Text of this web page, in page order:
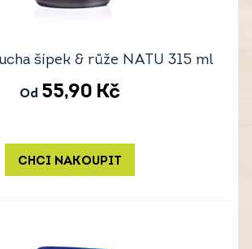
šípek & růže NATU 315 ml
Od 55,90 Kč
CHCI NAKOUPIT